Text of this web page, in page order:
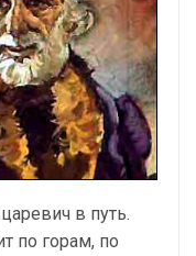
в путь.
по горам, по